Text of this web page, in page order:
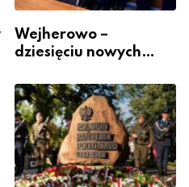
Wejherowo –
dziesięciu nowych
szeregach Komendy
Powiatowej